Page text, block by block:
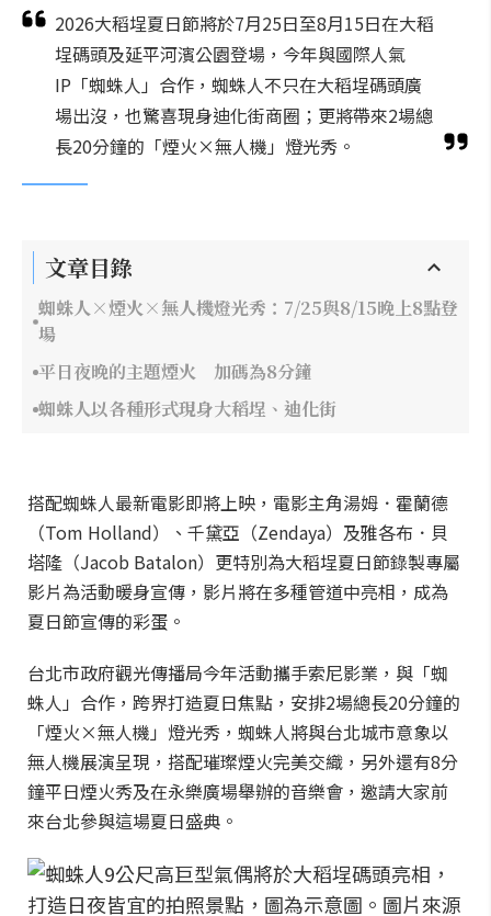
2026大稻埕夏日節將於7月25日至8月15日在大稻
埕碼頭及延平河濱公園登場，今年與國際人氣
IP「蜘蛛人」合作，蜘蛛人不只在大稻埕碼頭廣
場出沒，也驚喜現身迪化街商圈；更將帶來2場總
長20分鐘的「煙火×無人機」燈光秀。
文章目錄
蜘蛛人×煙火×無人機燈光秀：7/25與8/15晚上8點登
場
平日夜晚的主題煙火 加碼為8分鐘
蜘蛛人以各種形式現身大稻埕、迪化街
搭配蜘蛛人最新電影即將上映，電影主角湯姆．霍蘭德
（Tom Holland）、千黛亞（Zendaya）及雅各布．貝
塔隆（Jacob Batalon）更特別為大稻埕夏日節錄製專屬
影片為活動暖身宣傳，影片將在多種管道中亮相，成為
夏日節宣傳的彩蛋。
台北市政府觀光傳播局今年活動攜手索尼影業，與「蜘
蛛人」合作，跨界打造夏日焦點，安排2場總長20分鐘的
「煙火×無人機」燈光秀，蜘蛛人將與台北城市意象以
無人機展演呈現，搭配璀璨煙火完美交織，另外還有8分
鐘平日煙火秀及在永樂廣場舉辦的音樂會，邀請大家前
來台北參與這場夏日盛典。